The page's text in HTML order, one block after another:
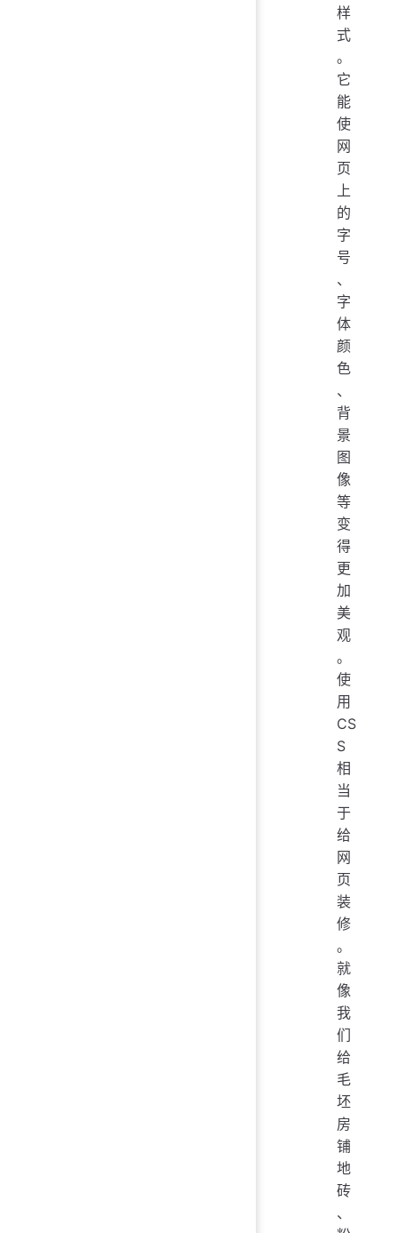
样
式
。
它
能
使
网
页
上
的
字
号
、
字
体
颜
色
、
背
景
图
像
等
变
得
更
加
美
观
。
使
用
CS
S
相
当
于
给
网
页
装
修
。
就
像
我
们
给
毛
坯
房
铺
地
砖
、